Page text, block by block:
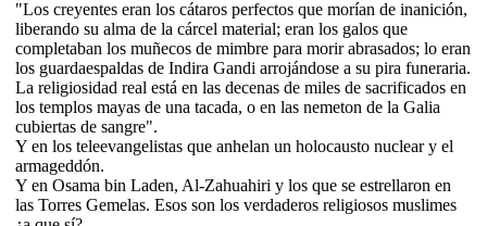
"Los creyentes eran los cátaros perfectos que morían de inanición,
liberando su alma de la cárcel material; eran los galos que
completaban los muñecos de mimbre para morir abrasados; lo eran
los guardaespaldas de Indira Gandi arrojándose a su pira funeraria.
La religiosidad real está en las decenas de miles de sacrificados en
los templos mayas de una tacada, o en las nemeton de la Galia
cubiertas de sangre".
Y en los teleevangelistas que anhelan un holocausto nuclear y el
armageddón.
Y en Osama bin Laden, Al-Zahuahiri y los que se estrellaron en
las Torres Gemelas. Esos son los verdaderos religiosos muslimes